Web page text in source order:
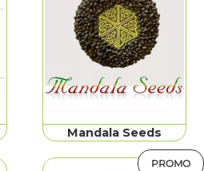
Mandala Seeds
PROMO